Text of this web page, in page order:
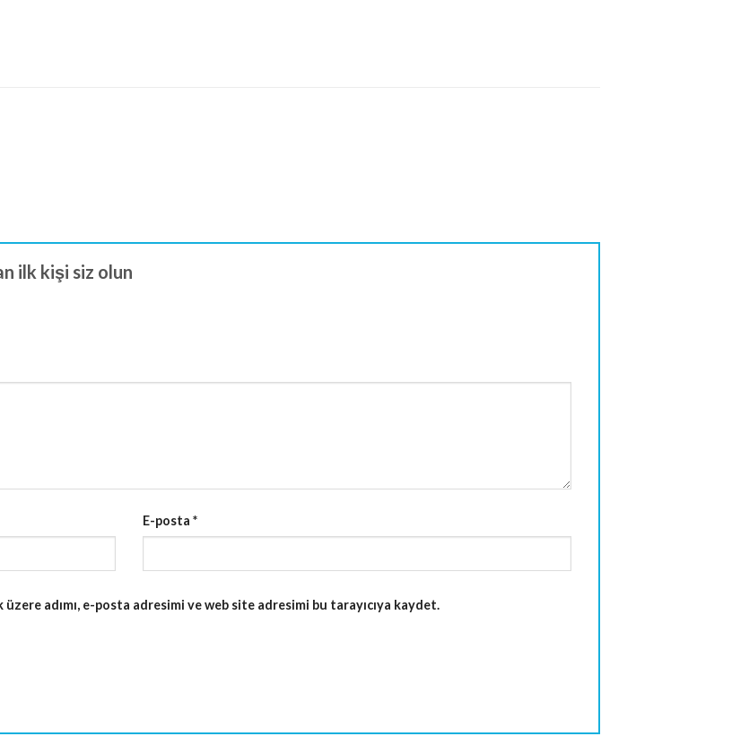
ilk kişi siz olun
E-posta *
adımı, e-posta adresimi ve web site adresimi bu tarayıcıya kaydet.